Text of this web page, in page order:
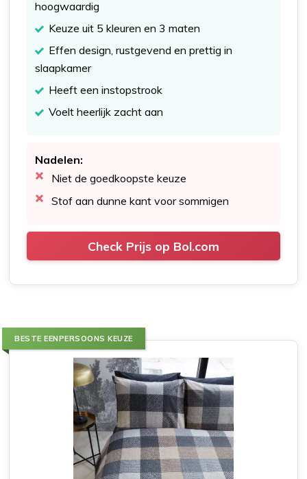
hoogwaardig
Keuze uit 5 kleuren en 3 maten
Effen design, rustgevend en prettig in
slaapkamer
Heeft een instopstrook
Voelt heerlijk zacht aan
Nadelen:
Niet de goedkoopste keuze
Stof aan dunne kant voor sommigen
Check Prijs op Bol.com
BESTE EENPERSOONS KEUZE